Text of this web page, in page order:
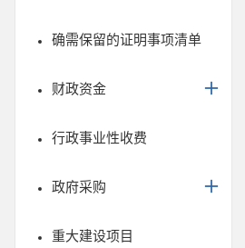
确需保留的证明事项清单
财政资金
行政事业性收费
政府采购
重大建设项目